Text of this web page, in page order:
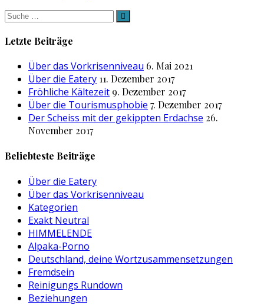
Suche
nach:
Letzte Beiträge
Über das Vorkrisenniveau 6. Mai 2021
Über die Eatery 11. Dezember 2017
Fröhliche Kältezeit 9. Dezember 2017
Über die Tourismusphobie 7. Dezember 2017
Der Scheiss mit der gekippten Erdachse 26.
November 2017
Beliebteste Beiträge
Über die Eatery
Über das Vorkrisenniveau
Kategorien
Exakt Neutral
HIMMELENDE
Alpaka-Porno
Deutschland, deine Wortzusammensetzungen
Fremdsein
Reinigungs Rundown
Beziehungen